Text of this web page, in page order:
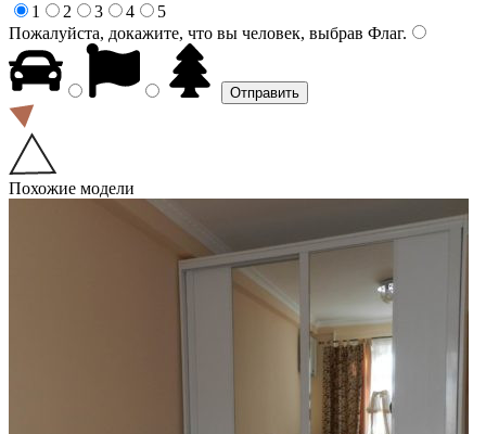
1
2 3 4
5
Пожалуйста, докажите, что вы человек, выбрав Флаг.
Похожие модели